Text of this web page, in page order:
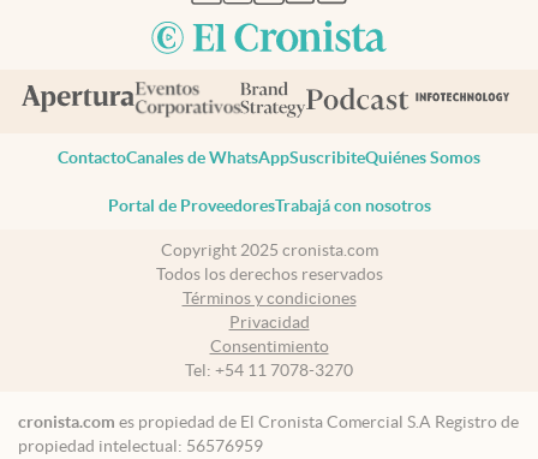
ContactoCanales de WhatsAppSuscribiteQuiénes Somos
Portal de ProveedoresTrabajá con nosotros
Copyright 2025 cronista.com
Todos los derechos reservados
Términos y condiciones
Privacidad
Consentimiento
Tel: +54 11 7078-3270
cronista.com es propiedad de El Cronista Comercial S.A Registro de
propiedad intelectual: 56576959